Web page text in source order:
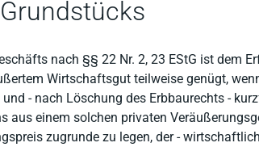
nach §§ 22 Nr. 2, 23 EStG ist dem
Wirtschaftsgut teilweise genügt,
- nach Löschung des Erbbaurechts -
aus einem solchen privaten
zugrunde zu legen, der -